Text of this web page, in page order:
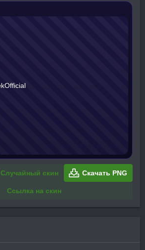
Случайный скин Скачать PNG
Ссылка на скин